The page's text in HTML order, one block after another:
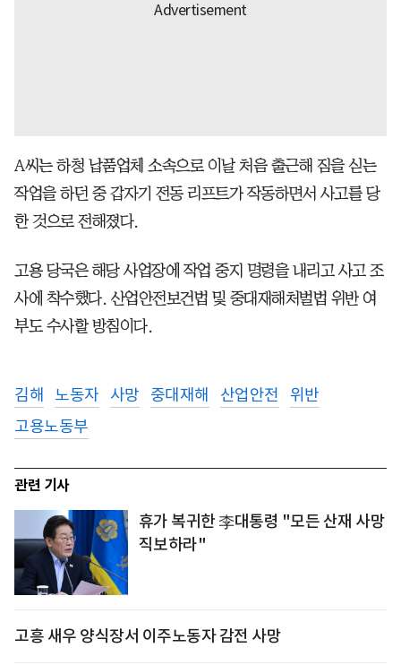
A씨는 하청 납품업체 소속으로 이날 처음 출근해 짐을 싣는
작업을 하던 중 갑자기 전동 리프트가 작동하면서 사고를 당
한 것으로 전해졌다.
고용 당국은 해당 사업장에 작업 중지 명령을 내리고 사고 조
사에 착수했다. 산업안전보건법 및 중대재해처벌법 위반 여
부도 수사할 방침이다.
김해 노동자 사망 중대재해 산업안전
위반
고용노동부
관련 기사
휴가 복귀한 李대통령 "모든 산재 사망
직보하라"
고흥 새우 양식장서 이주노동자 감전 사망